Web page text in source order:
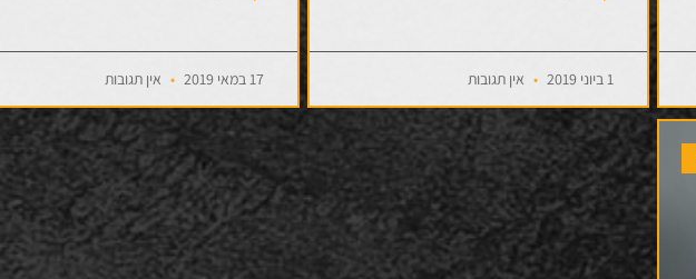
1 ביוני 2019 אין תגובות 17 במאי 2019 אין תגובות